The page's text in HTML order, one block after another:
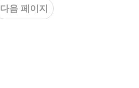
다음 페이지